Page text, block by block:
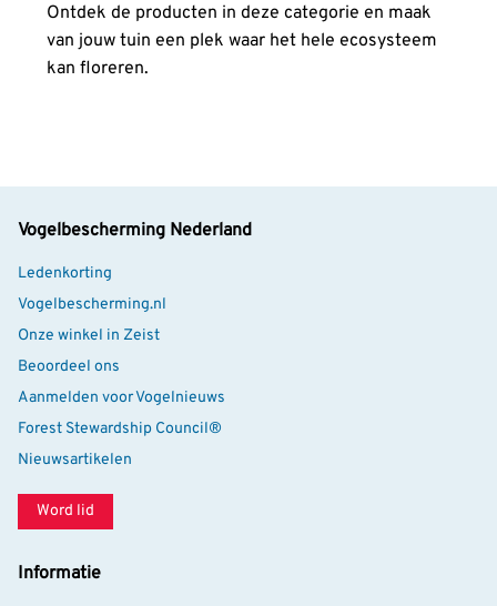
Ontdek de producten in deze categorie en maak
van jouw tuin een plek waar het hele ecosysteem
kan floreren.
Vogelbescherming Nederland
Ledenkorting
Vogelbescherming.nl
Onze winkel in Zeist
Beoordeel ons
Aanmelden voor Vogelnieuws
Forest Stewardship Council®
Nieuwsartikelen
Word lid
Informatie